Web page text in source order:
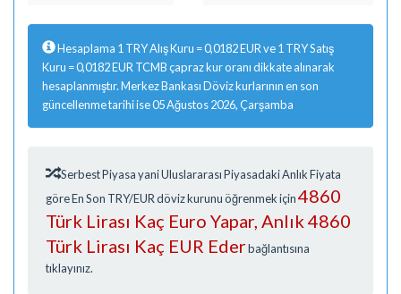
Hesaplama 1 TRY Alış Kuru = 0,0182 EUR ve 1 TRY Satış
Kuru = 0,0182 EUR TCMB çapraz kur oranı dikkate alınarak
hesaplanmıştır. Merkez Bankası Döviz kurlarının en son
güncellenme tarihi ise 05 Ağustos 2026, Çarşamba
Serbest Piyasa yani Uluslararası Piyasadaki Anlık Fiyata
göre En Son TRY/EUR döviz kurunu öğrenmek için4860
Türk Lirası Kaç Euro Yapar, Anlık 4860
Türk Lirası Kaç EUR Ederbağlantısına
tıklayınız.